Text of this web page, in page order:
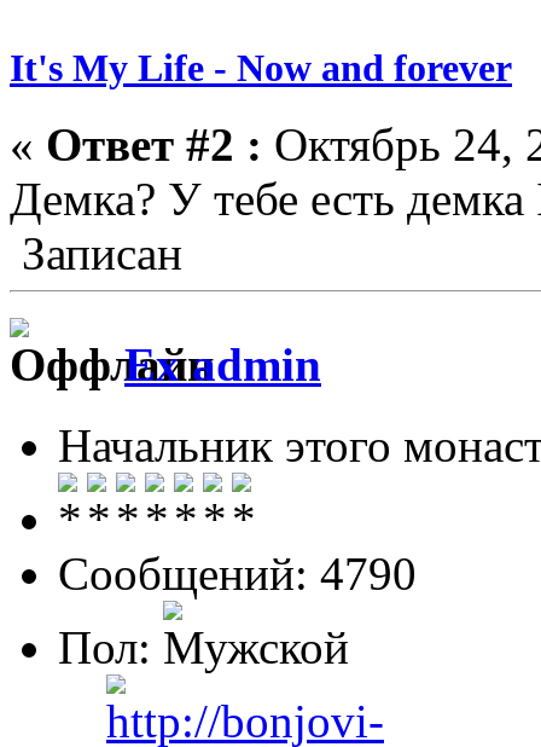
It's My Life - Now and forever
« Ответ #2 : Октябрь 24,
Демка? У тебе есть
Записан
Ex admin
Начальник этого
Сообщений: 4790
Пол: